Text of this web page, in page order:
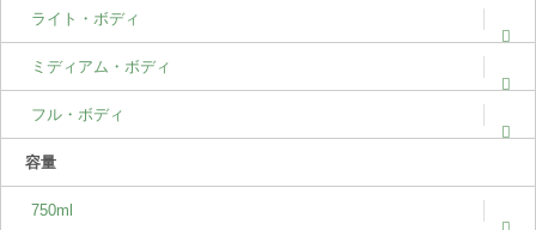
ライト・ボディ
ミディアム・ボディ
フル・ボディ
容量
750ml